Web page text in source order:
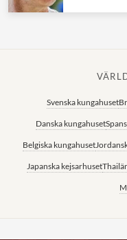
Svenska kungahuset
Danska kungahuset
Belgiska kungahuset
Japanska kejsarhuset